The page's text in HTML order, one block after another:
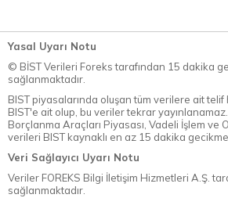
Yasal Uyarı Notu
© BİST Verileri Foreks tarafından 15 dakika
sağlanmaktadır.
BIST piyasalarında oluşan tüm verilere ait telif
BIST'e ait olup, bu veriler tekrar
Borçlanma Araçları Piyasası, Vadeli İşlem ve
verileri BIST kaynaklı en az 15 dakika
Veri Sağlayıcı Uyarı Notu
Veriler FOREKS Bilgi İletişim Hizmetleri A.Ş.
sağlanmaktadır.